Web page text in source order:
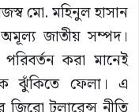
মো. মহিনুল হাসান
জাতীয় সম্পদ।
করা মানেই
ঝুঁকিতে ফেলা। এ